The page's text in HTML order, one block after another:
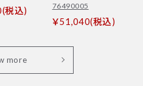
税込)
76490005
￥51,040(税込)
more